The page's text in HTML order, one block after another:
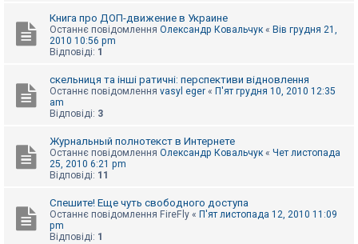
Книга про ДОП-движение в Украине
Останнє повідомлення Олександр Ковальчук « Вів грудня 21,
2010 10:56 pm
Відповіді: 1
скельниця та інші ратичні: перспективи відновлення
Останнє повідомлення vasyl eger « П'ят грудня 10, 2010 12:35
am
Відповіді: 3
Журнальный полнотекст в Интернете
Останнє повідомлення Олександр Ковальчук « Чет листопада
25, 2010 6:21 pm
Відповіді: 11
Спешите! Еще чуть свободного доступа
Останнє повідомлення FireFly « П'ят листопада 12, 2010 11:09
pm
Відповіді: 1